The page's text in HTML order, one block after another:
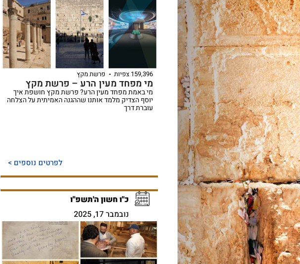
159,396 צפיות פרשת מקץ
מי מפחד מעין הרע – פרשת מקץ
מי באמת מפחד מעין הרע? פרשת מקץ חושפת איך
יוסף הצדיק מלמד אותנו שההגנה האמיתית על הצלחה
עוברת דרך
לפרטים נוספים >
כ"ו חשון ה'תשפ"ו
נובמבר 17, 2025